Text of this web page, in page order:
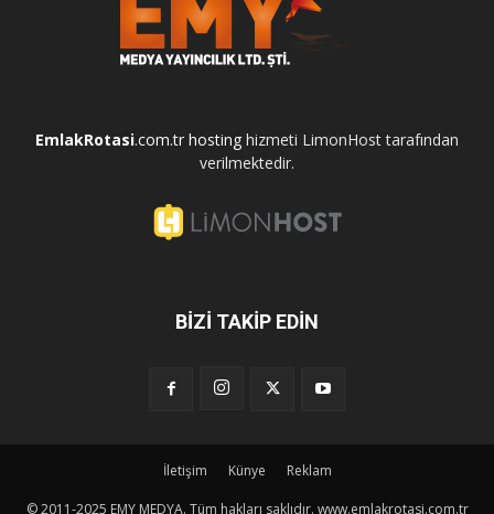
EmlakRotasi.com.tr hosting hizmeti LimonHost tarafından
verilmektedir.
BİZİ TAKİP EDİN
İletişim Künye Reklam
© 2011-2025 EMY MEDYA. Tüm hakları saklıdır. www.emlakrotasi.com.tr